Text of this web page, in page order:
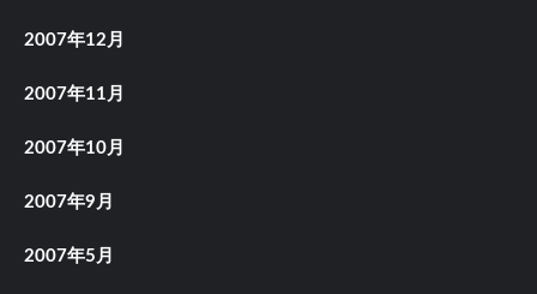
2007年12月
2007年11月
2007年10月
2007年9月
2007年5月